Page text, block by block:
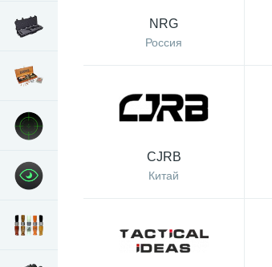
NRG
Россия
CJRB
Китай